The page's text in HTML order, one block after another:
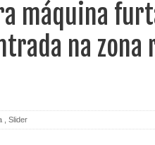
máquina
na zona
Slider